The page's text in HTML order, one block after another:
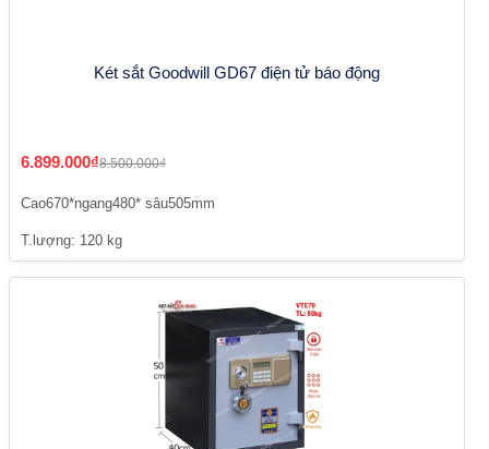
Két sắt Goodwill GD67 điện tử báo động
6.899.000₫8.500.000₫
Cao670*ngang480* sâu505mm
T.lượng: 120 kg